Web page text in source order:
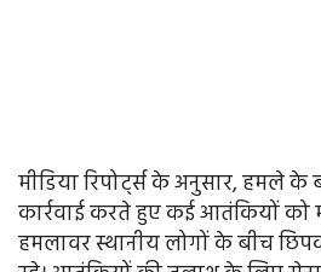
मीडिया रिपोर्ट्स के अनुसार, हमले के
कार्रवाई करते हुए कई आतंकियों को
हमलावर स्थानीय लोगों के बीच